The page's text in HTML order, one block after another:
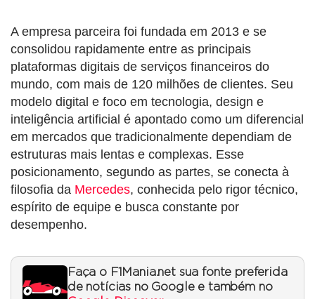
A empresa parceira foi fundada em 2013 e se
consolidou rapidamente entre as principais
plataformas digitais de serviços financeiros do
mundo, com mais de 120 milhões de clientes. Seu
modelo digital e foco em tecnologia, design e
inteligência artificial é apontado como um diferencial
em mercados que tradicionalmente dependiam de
estruturas mais lentas e complexas. Esse
posicionamento, segundo as partes, se conecta à
filosofia da Mercedes, conhecida pelo rigor técnico,
espírito de equipe e busca constante por
desempenho.
Faça o F1Mania.net sua fonte preferida
de notícias no Google e também no